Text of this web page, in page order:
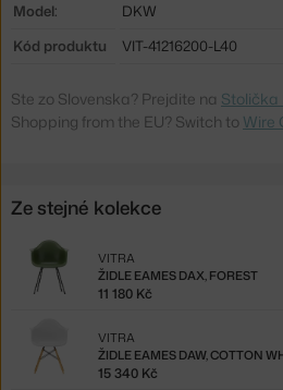
Model:
DKW
Kód produktu
VIT-41216200-L40
Ste zo Slovenska? Prejdite na Stolička
Shopping from the EU? Switch to Wire
Ze stejné kolekce
ŽIDLE EAMES DAX, FOREST
VITRA
11 180 Kč
ŽIDLE EAMES DAW, COTTON
VITRA
15 340 Kč